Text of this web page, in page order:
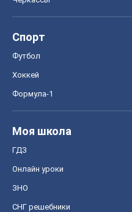
Спорт
Футбол
Хоккей
Формула-1
Моя школа
ГДЗ
Онлайн уроки
ЗНО
СНГ решебники